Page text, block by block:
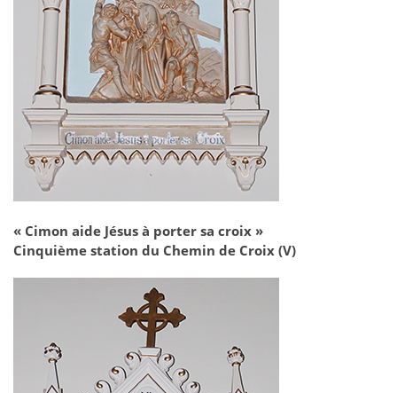
« Cimon aide Jésus à porter sa croix »
Cinquième station du Chemin de Croix (V)